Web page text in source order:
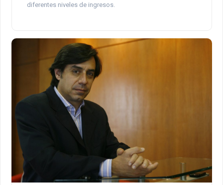
diferentes niveles de ingresos.